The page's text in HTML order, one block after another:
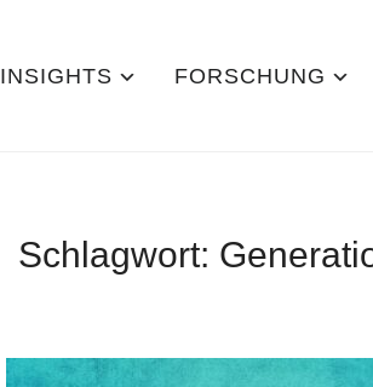
INSIGHTS FORSCHUNG
Schlagwort: